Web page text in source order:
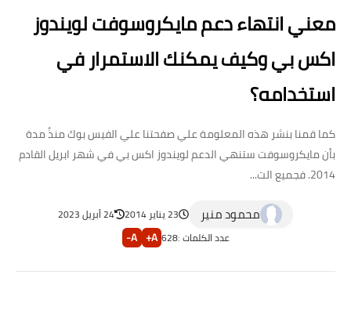
معني انتهاء دعم مايكروسوفت لويندوز
اكس بي وكيف يمكنك الاستمرار في
استخدامه؟
كما قمنا بنشر هذه المعلومة علي صفحتنا علي الفيس بوك منذُ مدة
بأن مايكروسوفت ستنهي الدعم لويندوز اكس بي في شهر ابريل القادم
2014. فجميع الت...
محمود منير 23 يناير 2014
24 أبريل 2023
عدد الكلمات :628
A+
A-